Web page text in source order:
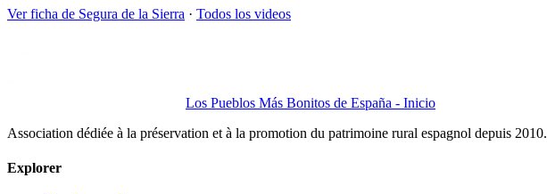
Ver ficha de Segura de la Sierra · Todos los videos
Los Pueblos Más Bonitos de España - Inicio
Association dédiée à la préservation et à la promotion du patrimoine rural espagnol depuis 2010.
Explorer